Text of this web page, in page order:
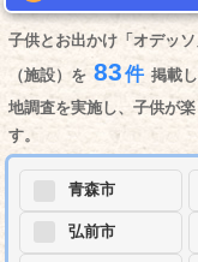
子供とお出かけ「オデッ
（施設）を 83件 掲載
地調査を実施し、子供が
す。
青森市
弘前市